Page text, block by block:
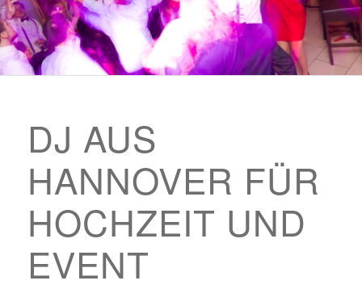
DJ AUS
HANNOVER FÜR
HOCHZEIT UND
EVENT